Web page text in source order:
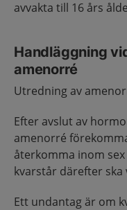
avvakta till 16 års
Handläggning
amenorré
Utredning av
Efter avslut av
amenorré
återkomma inom
kvarstår därefter
Ett undantag är om